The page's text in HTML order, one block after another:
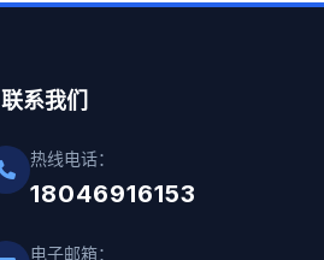
联系我们
热线电话：
18046916153
电子邮箱：